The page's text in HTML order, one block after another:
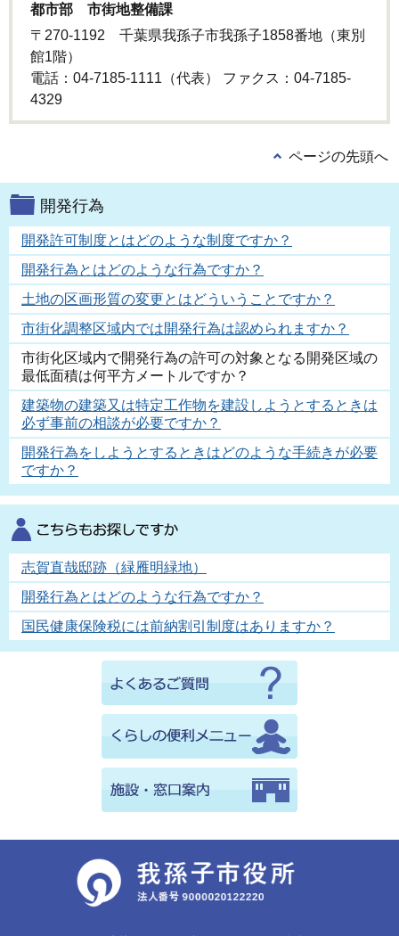
都市部 市街地整備課
〒270-1192 千葉県我孫子市我孫子1858番地（東別
館1階）
電話：04-7185-1111（代表） ファクス：04-7185-
4329
ページの先頭へ
開発行為
開発許可制度とはどのような制度ですか？
開発行為とはどのような行為ですか？
土地の区画形質の変更とはどういうことですか？
市街化調整区域内では開発行為は認められますか？
市街化区域内で開発行為の許可の対象となる開発区域の
最低面積は何平方メートルですか？
建築物の建築又は特定工作物を建設しようとするときは
必ず事前の相談が必要ですか？
開発行為をしようとするときはどのような手続きが必要
ですか？
志賀直哉邸跡（緑雁明緑地）
開発行為とはどのような行為ですか？
国民健康保険税には前納割引制度はありますか？